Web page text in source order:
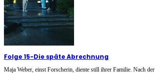
Folge 15-Die späte Abrechnung
Maja Weber, einst Forscherin, diente still ihrer Familie. Nach